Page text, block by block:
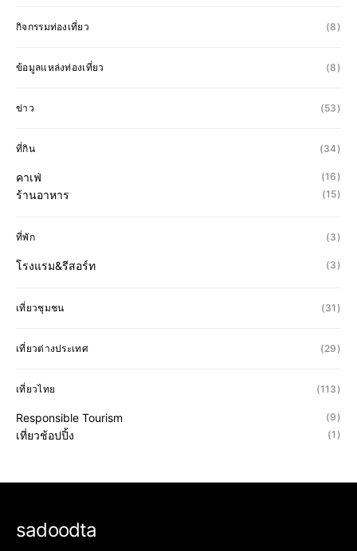
กิจกรรมท่องเที่ยว (8)
ข้อมูลแหล่งท่องเที่ยว (8)
ข่าว (53)
ที่กิน (34)
คาเฟ่ (16)
ร้านอาหาร (15)
ที่พัก (3)
โรงแรม&รีสอร์ท (3)
เที่ยวชุมชน (31)
เที่ยวต่างประเทศ (29)
เที่ยวไทย (113)
Responsible Tourism (9)
เที่ยวช้อปปิ้ง (1)
sadoodta